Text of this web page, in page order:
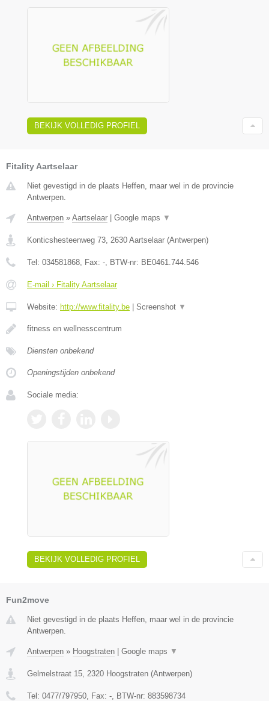
BEKIJK VOLLEDIG PROFIEL
Fitality Aartselaar
Niet gevestigd in de plaats Heffen, maar wel in de provincie
Antwerpen.
Antwerpen » Aartselaar Google maps ▼
Konticshesteenweg 73 2630 Aartselaar (Antwerpen)
Tel: 034581868 , Fax: - , BTW-nr: BE0461.744.546
E-mail › Fitality Aartselaar
Website: http://www.fitality.be Screenshot ▼
fitness en wellnesscentrum
Diensten onbekend
Openingstijden onbekend
Sociale media:
BEKIJK VOLLEDIG PROFIEL
Fun2move
Niet gevestigd in de plaats Heffen, maar wel in de provincie
Antwerpen.
Antwerpen » Hoogstraten | Google maps ▼
Gelmelstraat 15 2320 Hoogstraten (Antwerpen)
Tel: 0477/797950 , Fax: - , BTW-nr: 883598734